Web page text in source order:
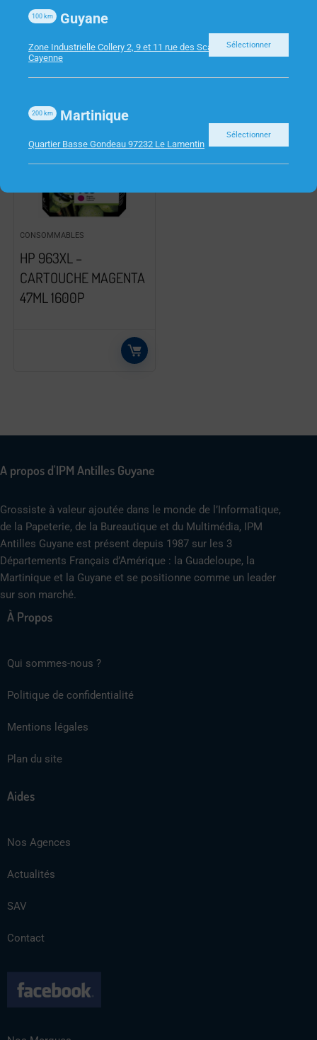
000PAGES
CONSOMMABLES
HP 963XL –
CARTOUCHE MAGENTA
47ML 1600P
A propos d'IPM Antilles Guyane
Grossiste à valeur ajoutée dans le monde de l’Informatique,
de la Papeterie, de la Bureautique et du Multimédia, IPM
Antilles Guyane est présent depuis 1987 sur les 3
Départements Français d’Amérique : la Guadeloupe, la
Martinique et la Guyane et se positionne comme un leader
sur son marché.
À Propos
Qui sommes-nous ?
Politique de confidentialité
Mentions légales
Plan du site
Aides
Nos Agences
Actualités
SAV
Contact
Guyane
100 km
Zone Industrielle Collery 2, 9 et 11 rue des Scarabees 97300
Cayenne
Sélectionner
Martinique
200 km
Quartier Basse Gondeau 97232 Le Lamentin
Sélectionner